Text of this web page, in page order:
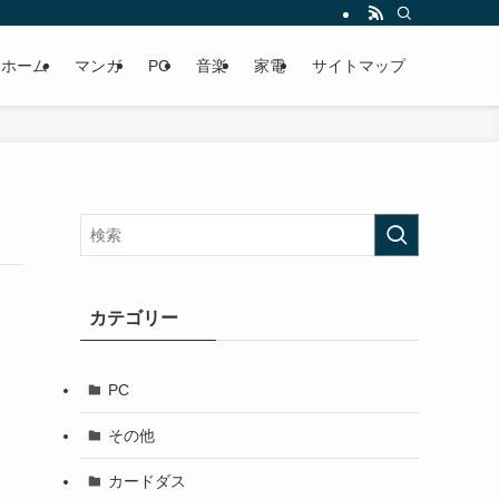
ホーム マンガ PC 音楽 家電 サイトマップ
カテゴリー
PC
その他
カードダス